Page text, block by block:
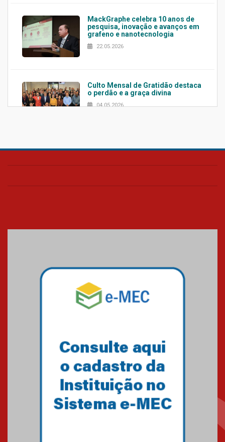
MackGraphe celebra 10 anos de
pesquisa, inovação e avanços em
grafeno e nanotecnologia
22.05.2026
Culto Mensal de Gratidão destaca
o perdão e a graça divina
04.05.2026
Confira como foi o culto mensal
Mackenzie mobiliza campanha
solidária para apoiar famílias em
Minas Gerais
Primeiro culto do ano ressalta o
27.02.2026